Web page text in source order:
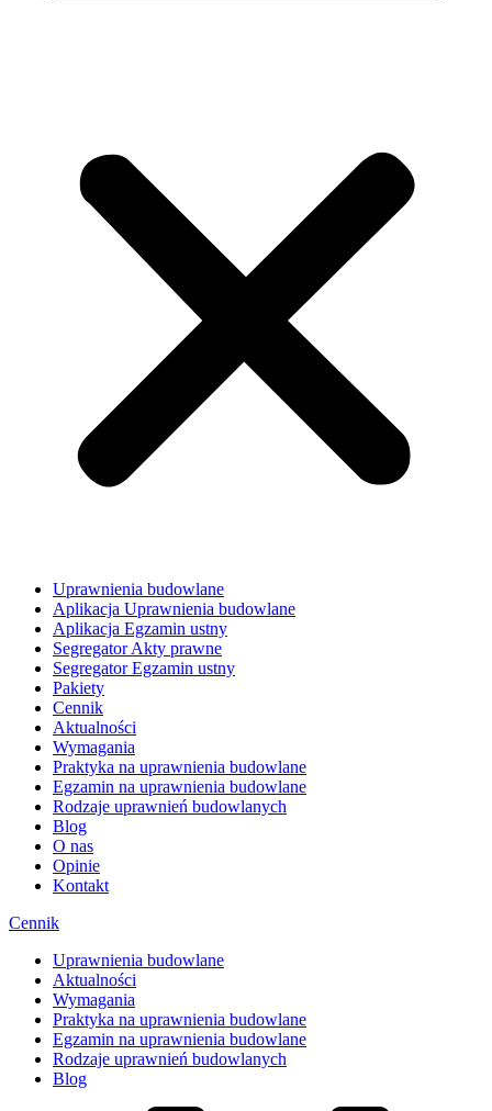
Uprawnienia budowlane
Aplikacja Uprawnienia budowlane
Aplikacja Egzamin ustny
Segregator Akty prawne
Segregator Egzamin ustny
Pakiety
Cennik
Aktualności
Wymagania
Praktyka na uprawnienia budowlane
Egzamin na uprawnienia budowlane
Rodzaje uprawnień budowlanych
Blog
O nas
Opinie
Kontakt
Cennik
Uprawnienia budowlane
Aktualności
Wymagania
Praktyka na uprawnienia budowlane
Egzamin na uprawnienia budowlane
Rodzaje uprawnień budowlanych
Blog